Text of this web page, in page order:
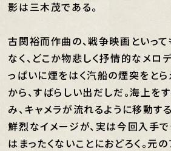
影は三木茂である。
古関裕而作曲の、戦争映画といっ
なく、どこか物悲しく抒情的なメロ
っぱいに煙をはく汽船の煙突をとら
から、すばらしい出だしだ。海上を
み、キャメラが流れるように移動す
鮮烈なイメージが、実は今回入手
はまったくないことにおどろく。元